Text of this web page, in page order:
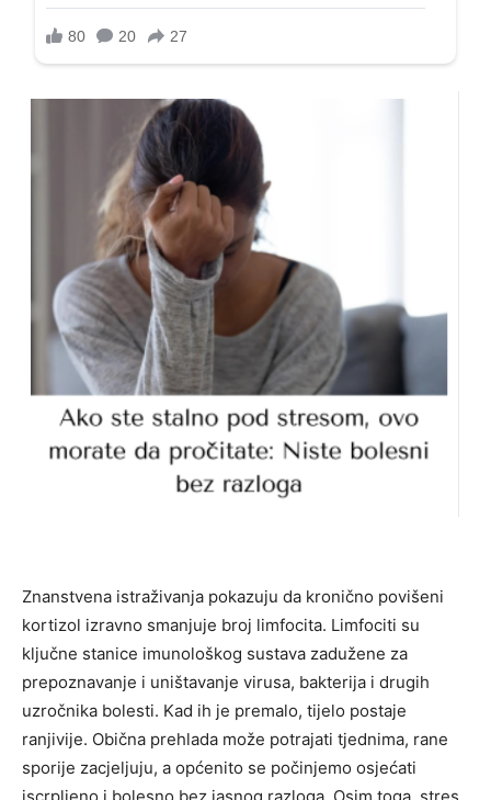
Znanstvena istraživanja pokazuju da kronično povišeni
kortizol izravno smanjuje broj limfocita. Limfociti su
ključne stanice imunološkog sustava zadužene za
prepoznavanje i uništavanje virusa, bakterija i drugih
uzročnika bolesti. Kad ih je premalo, tijelo postaje
ranjivije. Obična prehlada može potrajati tjednima, rane
sporije zacjeljuju, a općenito se počinjemo osjećati
iscrpljeno i bolesno bez jasnog razloga. Osim toga, stres